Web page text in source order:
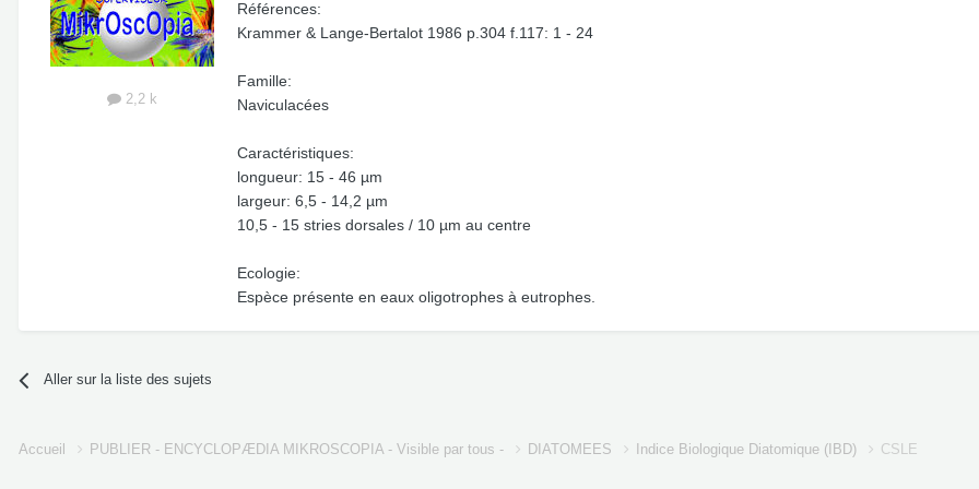
2,2 k
Références:
Krammer & Lange-Bertalot 1986 p.304 f.117: 1 - 24
Famille:
Naviculacées
Caractéristiques:
longueur: 15 - 46 µm
largeur: 6,5 - 14,2 µm
10,5 - 15 stries dorsales / 10 µm au centre
Ecologie:
Espèce présente en eaux oligotrophes à eutrophes.
Aller sur la liste des sujets
Accueil PUBLIER - ENCYCLOPÆDIA MIKROSCOPIA - Visible par tous - DIATOMEES Indice Biologique Diatomique (IBD) CSLE